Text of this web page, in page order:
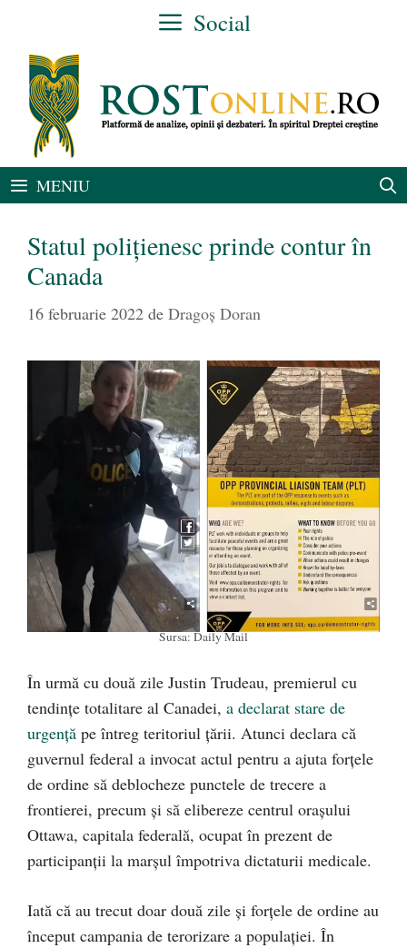
conținut
Social
MENIU
Statul polițienesc prinde contur în
Canada
16 februarie 2022 de Dragoș Doran
Sursa: Daily Mail
În urmă cu două zile Justin Trudeau, premierul cu
tendințe totalitare al Canadei, a declarat stare de
urgență pe întreg teritoriul țării. Atunci declara că
guvernul federal a invocat actul pentru a ajuta forțele
de ordine să deblocheze punctele de trecere a
frontierei, precum și să elibereze centrul orașului
Ottawa, capitala federală, ocupat în prezent de
participanții la marșul împotriva dictaturii medicale.
Iată că au trecut doar două zile și forțele de ordine au
început campania de terorizare a populației. În